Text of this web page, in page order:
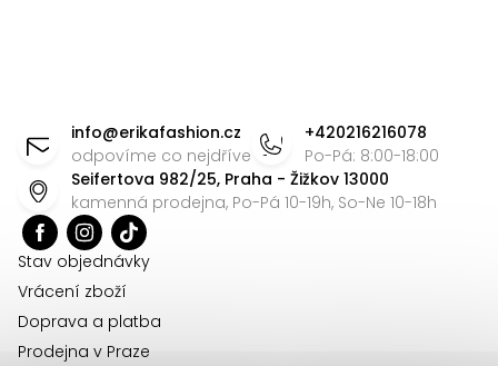
info@erikafashion.cz
odpovíme co nejdříve
+420216216078
Po-Pá: 8:00-18:00
Seifertova 982/25, Praha - Žižkov 13000
kamenná prodejna, Po-Pá 10-19h, So-Ne 10-18h
Stav objednávky
Vrácení zboží
Doprava a platba
Prodejna v Praze